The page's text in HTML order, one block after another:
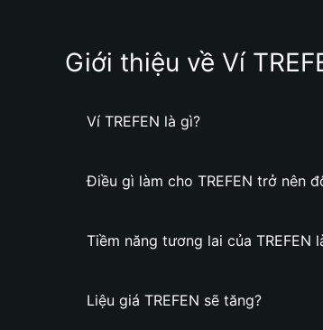
Giới thiệu về Ví
Ví TREFEN là gì?
Điều gì làm cho TREFEN trở nên
Tiềm năng tương lai của TREFEN
Liệu giá TREFEN sẽ tăng?